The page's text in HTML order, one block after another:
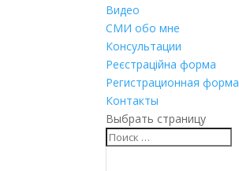
Видео
СМИ обо мне
Консультации
Реєстраційна форма
Регистрационная форма
Контакты
Выбрать страницу